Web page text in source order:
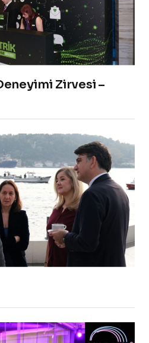
Zirvesi –